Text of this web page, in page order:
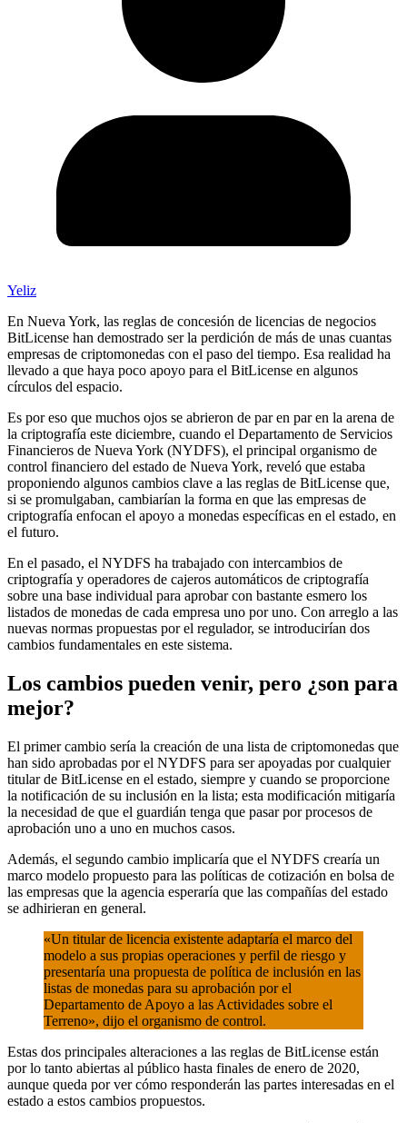
Yeliz
En Nueva York, las reglas de concesión de licencias de negocios
BitLicense han demostrado ser la perdición de más de unas cuantas
empresas de criptomonedas con el paso del tiempo. Esa realidad ha
llevado a que haya poco apoyo para el BitLicense en algunos
círculos del espacio.
Es por eso que muchos ojos se abrieron de par en par en la arena de
la criptografía este diciembre, cuando el Departamento de Servicios
Financieros de Nueva York (NYDFS), el principal organismo de
control financiero del estado de Nueva York, reveló que estaba
proponiendo algunos cambios clave a las reglas de BitLicense que,
si se promulgaban, cambiarían la forma en que las empresas de
criptografía enfocan el apoyo a monedas específicas en el estado, en
el futuro.
En el pasado, el NYDFS ha trabajado con intercambios de
criptografía y operadores de cajeros automáticos de criptografía
sobre una base individual para aprobar con bastante esmero los
listados de monedas de cada empresa uno por uno. Con arreglo a las
nuevas normas propuestas por el regulador, se introducirían dos
cambios fundamentales en este sistema.
Los cambios pueden venir, pero ¿son para
mejor?
El primer cambio sería la creación de una lista de criptomonedas que
han sido aprobadas por el NYDFS para ser apoyadas por cualquier
titular de BitLicense en el estado, siempre y cuando se proporcione
la notificación de su inclusión en la lista; esta modificación mitigaría
la necesidad de que el guardián tenga que pasar por procesos de
aprobación uno a uno en muchos casos.
Además, el segundo cambio implicaría que el NYDFS crearía un
marco modelo propuesto para las políticas de cotización en bolsa de
las empresas que la agencia esperaría que las compañías del estado
se adhirieran en general.
«Un titular de licencia existente adaptaría el marco del
modelo a sus propias operaciones y perfil de riesgo y
presentaría una propuesta de política de inclusión en las
listas de monedas para su aprobación por el
Departamento de Apoyo a las Actividades sobre el
Terreno», dijo el organismo de control.
Estas dos principales alteraciones a las reglas de BitLicense están
por lo tanto abiertas al público hasta finales de enero de 2020,
aunque queda por ver cómo responderán las partes interesadas en el
estado a estos cambios propuestos.